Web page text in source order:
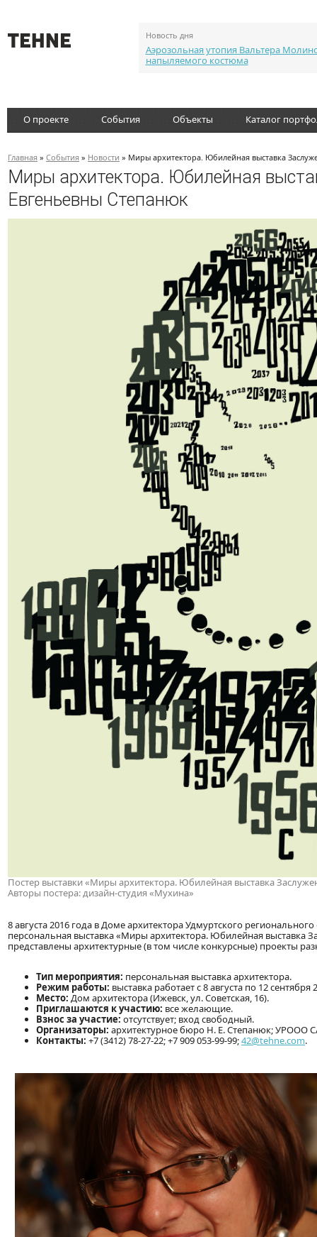
Новость дня
Аэрозольная утопия Вальтера
напыляемого костюма
О проекте События Объекты Каталог
Главная » События » Новости » Миры архитектора. Юбилейная выставка
Миры архитектора. Юбилейная
Евгеньевны Степанюк
Постер выставки «Миры архитектора. Юбилейная выставка
Авторы постера: дизайн-студия «Мухина»
8 августа 2016 года в Доме архитектора Удмуртского
персональная выставка «Миры архитектора. Юбилейная выставка
представлены архитектурные (в том числе конкурсные) проекты
Тип мероприятия: персональная выставка архитектора.
Режим работы: выставка работает с 8 августа по 12
Место: Дом архитектора (Ижевск, ул. Советская, 16).
Приглашаются к участию: все желающие.
Взнос за участие: отсутствует; вход свободный.
Организаторы: архитектурное бюро Н. Е. Степанюк; УРООО
Контакты: +7 (3412) 78-27-22; +7 909 053-99-99;42@tehne.com.